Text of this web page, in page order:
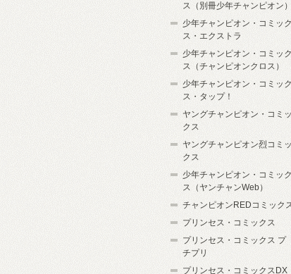
ス（別冊少年チャンピオン）
少年チャンピオン・コミック
ス・エクストラ
少年チャンピオン・コミック
ス（チャンピオンクロス）
少年チャンピオン・コミック
ス・タップ！
ヤングチャンピオン・コミッ
クス
ヤングチャンピオン烈コミッ
クス
少年チャンピオン・コミック
ス（ヤンチャンWeb）
チャンピオンREDコミック
プリンセス・コミックス
プリンセス・コミックス プ
チプリ
プリンセス・コミックスDX